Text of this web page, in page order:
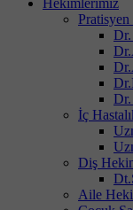
İç
Diş
Aile